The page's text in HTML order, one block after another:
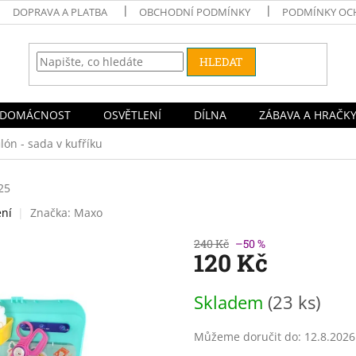
DOPRAVA A PLATBA OBCHODNÍ PODMÍNKY PODMÍNKY
HLEDAT
DOMÁCNOST OSVĚTLENÍ DÍLNA ZÁBAVA A HRAČKY
- sada v kufříku
Značka: Maxo
240 Kč –50 %
120 Kč
cena:
Skladem (23 ks)
Můžeme doručit do: 12.8.2026